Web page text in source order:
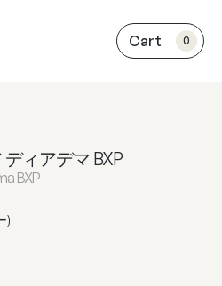
0
ィアデマ BXP
BXP
)